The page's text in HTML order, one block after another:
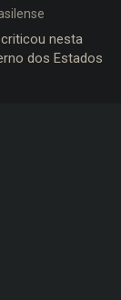
nesta
dos Estados